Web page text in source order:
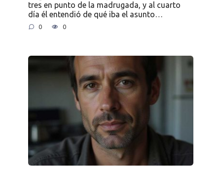
tres en punto de la madrugada, y al cuarto
día él entendió de qué iba el asunto…
0 0